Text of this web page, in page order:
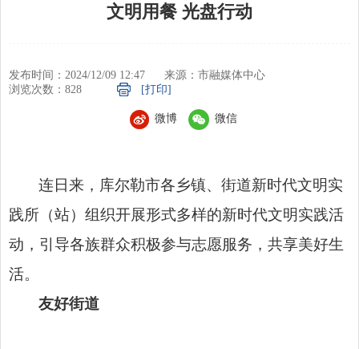
文明用餐 光盘行动
发布时间：2024/12/09 12:47
来源：市融媒体中心
浏览次数： 828 [打印]
微博 微信
连日来，库尔勒市各乡镇、街道新时代文明实
践所（站）组织开展形式多样的新时代文明实践活
动，引导各族群众积极参与志愿服务，共享美好生
活。
友好街道